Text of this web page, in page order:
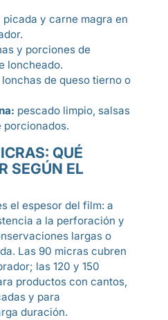
y carne magra en
y porciones de
loncheado.
de queso tierno o
pescado limpio, salsas
porcionados.
QUÉ
SEGÚN EL
el espesor del film: a
a la perforación y
largas o
Las 90 micras cubren
las 120 y 150
productos con cantos,
y para
duración.